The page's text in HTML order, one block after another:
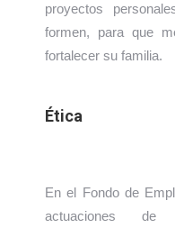
proyectos
formen, para que
fortalecer su familia.
Ética
En el Fondo de
actuaciones de